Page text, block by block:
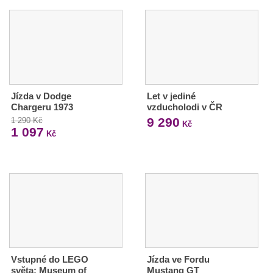
Jízda v Dodge
Chargeru 1973
1 290 Kč
1 097 Kč
Let v jediné
vzducholodi v ČR
9 290 Kč
Vstupné do LEGO
světa: Museum of
Jízda ve Fordu
Mustang GT